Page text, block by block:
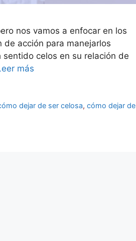
nos vamos a enfocar en los
acción para manejarlos
celos en su relación de
más
dejar de ser celosa,cómo dejar de